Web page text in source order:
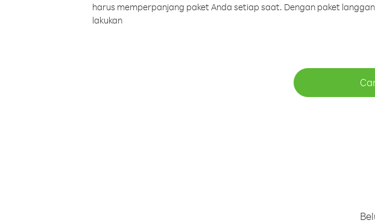
harus memperpanjang paket Anda setiap saat. Dengan paket
lakukan